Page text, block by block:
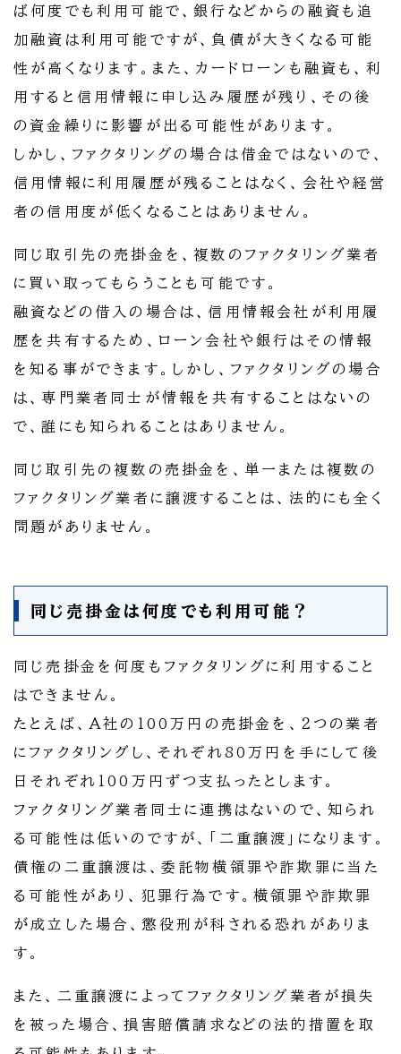
ば何度でも利用可能で、銀行などからの融資も追
加融資は利用可能ですが、負債が大きくなる可能
性が高くなります。また、カードローンも融資も、利
用すると信用情報に申し込み履歴が残り、その後
の資金繰りに影響が出る可能性があります。
しかし、ファクタリングの場合は借金ではないので、
信用情報に利用履歴が残ることはなく、会社や経営
者の信用度が低くなることはありません。
同じ取引先の売掛金を、複数のファクタリング業者
に買い取ってもらうことも可能です。
融資などの借入の場合は、信用情報会社が利用履
歴を共有するため、ローン会社や銀行はその情報
を知る事ができます。しかし、ファクタリングの場合
は、専門業者同士が情報を共有することはないの
で、誰にも知られることはありません。
同じ取引先の複数の売掛金を、単一または複数の
ファクタリング業者に譲渡することは、法的にも全く
問題がありません。
同じ売掛金は何度でも利用可能？
同じ売掛金を何度もファクタリングに利用すること
はできません。
たとえば、A社の100万円の売掛金を、２つの業者
にファクタリングし、それぞれ80万円を手にして後
日それぞれ100万円ずつ支払ったとします。
ファクタリング業者同士に連携はないので、知られ
る可能性は低いのですが、「二重譲渡」になります。
債権の二重譲渡は、委託物横領罪や詐欺罪に当た
る可能性があり、犯罪行為です。横領罪や詐欺罪
が成立した場合、懲役刑が科される恐れがありま
す。
また、二重譲渡によってファクタリング業者が損失
を被った場合、損害賠償請求などの法的措置を取